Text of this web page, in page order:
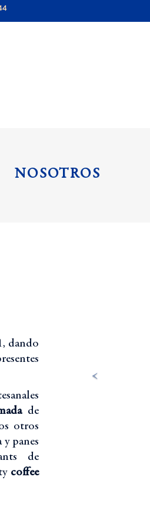
NOSOTROS
dando
de
otros
panes
de
coffee